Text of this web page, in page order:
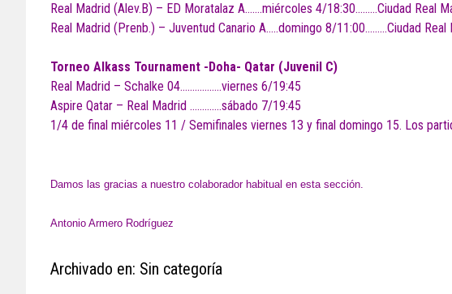
Real Madrid (Alev.B) – ED Moratalaz A…….miércoles 4/18:30………Ciudad Real
Real Madrid (Prenb.) – Juventud Canario A…..domingo 8/11:00………Ciudad Real
Torneo Alkass Tournament -Doha- Qatar (Juvenil C)
Real Madrid – Schalke 04……………..viernes 6/19:45
Aspire Qatar – Real Madrid ………….sábado 7/19:45
1/4 de final miércoles 11 / Semifinales viernes 13 y final domingo 15. Los
Damos las gracias a nuestro colaborador habitual en esta sección.
Antonio Armero Rodríguez
Archivado en: Sin categoría